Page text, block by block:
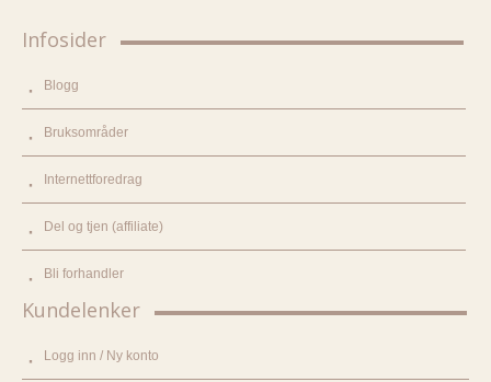
Infosider
Blogg
Bruksområder
Internettforedrag
Del og tjen (affiliate)
Bli forhandler
Kundelenker
Logg inn / Ny konto